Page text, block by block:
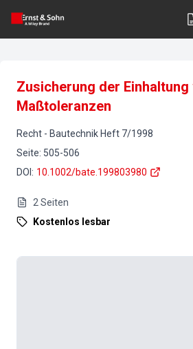
Zusicherung der Einhaltung
Maßtoleranzen
Recht - Bautechnik Heft 7/1998
Seite: 505-506
DOI : 10.1002/bate.199803980
2 Seiten
Kostenlos lesbar